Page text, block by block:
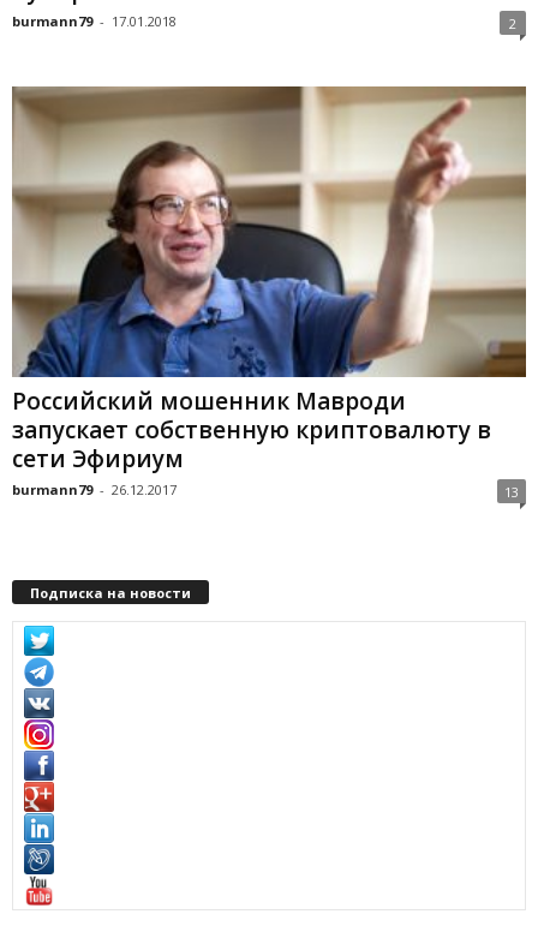
burmann79 - 17.01.2018 2
Российский мошенник Мавроди
запускает собственную криптовалюту в
сети Эфириум
burmann79 - 26.12.2017 13
Подписка на новости